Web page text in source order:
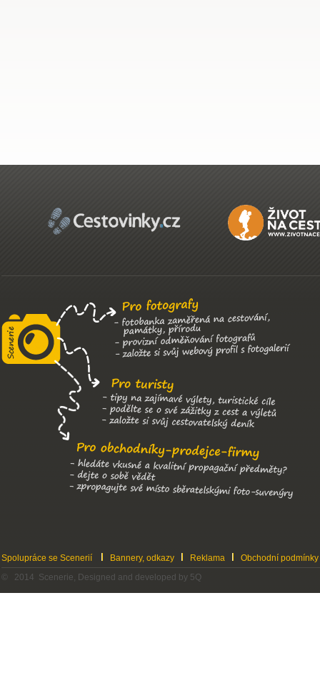
Spolupráce se Scenerií Bannery, odkazy Reklama
Obchodní podmínky
© 2014 Scenerie, Designed and developed by 5Q